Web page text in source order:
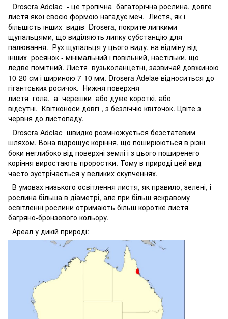
Drosera Adelae - це тропічна багаторічна рослина, довге
листя якої своєю формою нагадує меч. Листя, як і
більшість інших видів Drosera, покрите липкими
щупальцями, що виділяють липку субстанцію для
палювання. Рух щупальця у цього виду, на відміну від
інших росянок - мінімальний і повільний, настільки, що
ледве помітний. Листя вузьколанцетні, зазвичай довжиною
10-20 см і шириною 7-10 мм. Drosera Adelae відноситься до
гігантських росичок. Нижня поверхня
листя гола, а черешки або дуже короткі, або
відсутні. Квітконоси довгі , з безліччю квіточок. Цвіте з
червня до листопаду.
Drosera Adelae швидко розмножується безстатевим
шляхом. Вона відрощує коріння, що поширюються в різні
боки неглибоко від поверхні землі і з цього поширенего
коріння виростають проростки. Тому в природі цей вид
часто зустрічається у великих скупченнях.
В умовах низького освітлення листя, як правило, зелені, і
рослина більша в діаметрі, але при більш яскравому
освітленні рослини отримають більш коротке листя
багряно-бронзового кольору.
Ареал у дикій природі: